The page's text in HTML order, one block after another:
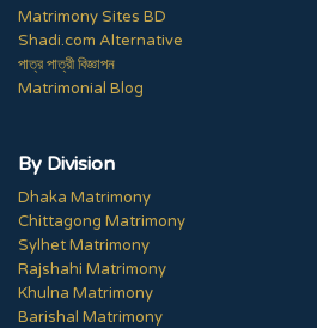
Matrimony Sites BD
Shadi.com Alternative
পাত্র পাত্রী বিজ্ঞাপন
Matrimonial Blog
By Division
Dhaka Matrimony
Chittagong Matrimony
Sylhet Matrimony
Rajshahi Matrimony
Khulna Matrimony
Barishal Matrimony